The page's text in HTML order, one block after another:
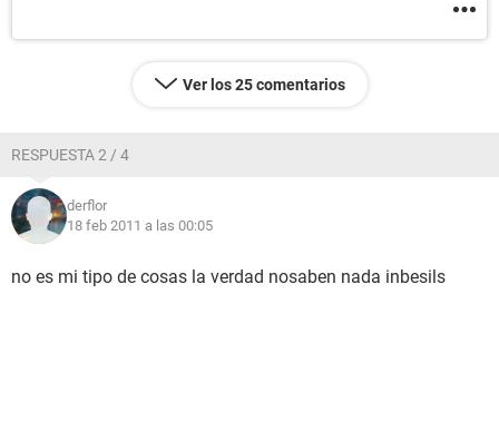
Ver los 25 comentarios
RESPUESTA 2 / 4
derflor
18 feb 2011 a las 00:05
no es mi tipo de cosas la verdad nosaben nada inbesils